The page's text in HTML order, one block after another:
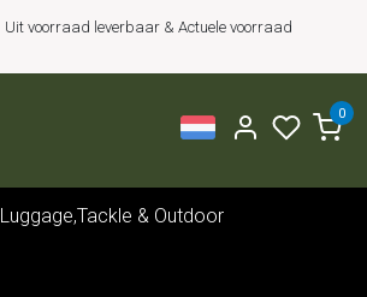
Uit voorraad leverbaar & Actuele voorraad
0
Luggage,Tackle & Outdoor